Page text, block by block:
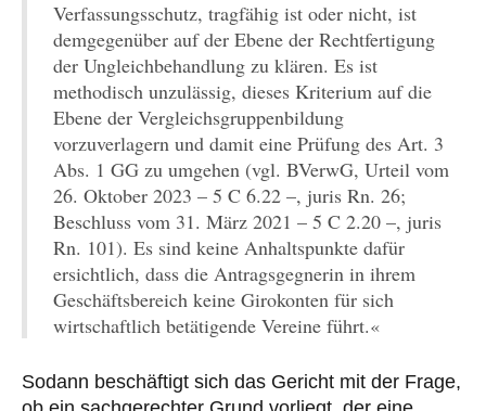
Verfassungsschutz, tragfähig ist oder nicht, ist
demgegenüber auf der Ebene der Rechtfertigung
der Ungleichbehandlung zu klären. Es ist
methodisch unzulässig, dieses Kriterium auf die
Ebene der Vergleichsgruppenbildung
vorzuverlagern und damit eine Prüfung des Art. 3
Abs. 1 GG zu umgehen (vgl. BVerwG, Urteil vom
26. Oktober 2023 – 5 C 6.22 –, juris Rn. 26;
Beschluss vom 31. März 2021 – 5 C 2.20 –, juris
Rn. 101). Es sind keine Anhaltspunkte dafür
ersichtlich, dass die Antragsgegnerin in ihrem
Geschäftsbereich keine Girokonten für sich
wirtschaftlich betätigende Vereine führt.«
Sodann beschäftigt sich das Gericht mit der Frage,